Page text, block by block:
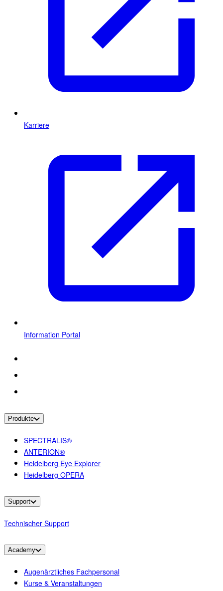
Karriere
Information Portal
Produkte
SPECTRALIS®
ANTERION®
Heidelberg Eye Explorer
Heidelberg OPERA
Support
Technischer Support
Academy
Augenärztliches Fachpersonal
Kurse & Veranstaltungen